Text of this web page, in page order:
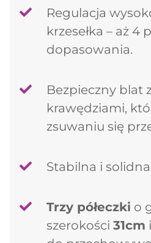
Regulacja
krzesełka – aż 4
dopasowania.
Bezpieczny blat
krawędziami,
zsuwaniu się
Stabilna i
Trzy półeczki o
szerokości 31cm